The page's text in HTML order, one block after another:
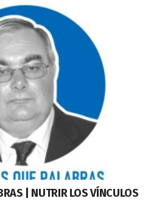
| NUTRIR LOS VÍNCULOS